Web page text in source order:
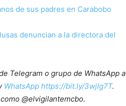
de sus padres en Carabobo
denuncian a la directora del
Telegram o grupo de WhatsApp a
WhatsApp https://bit.ly/3wjIg7T.
@elvigilantemcbo.